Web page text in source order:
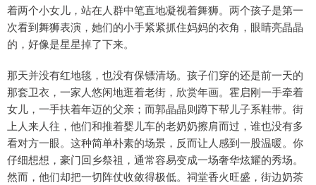
着两个小女儿，站在人群中笔直地凝视着舞狮。两个孩子是第一
次看到舞狮表演，她们的小手紧紧抓住妈妈的衣角，眼睛亮晶晶
的，好像是星星掉了下来。
那天并没有红地毯，也没有保镖清场。孩子们穿的还是前一天的
那套卫衣，一家人悠闲地逛着老街，欣赏年画。霍启刚一手牵着
女儿，一手扶着年迈的父亲；而郭晶晶则蹲下帮儿子系鞋带。街
上人来人往，他们和推着婴儿车的老奶奶擦肩而过，谁也没有多
看对方一眼。这种简单朴素的场景，反而让人感到一股温暖。你
仔细想想，豪门回乡祭祖，通常容易变成一场奢华炫耀的秀场。
然而，他们却把一切阵仗收敛得极低。祠堂香火旺盛，街边奶茶